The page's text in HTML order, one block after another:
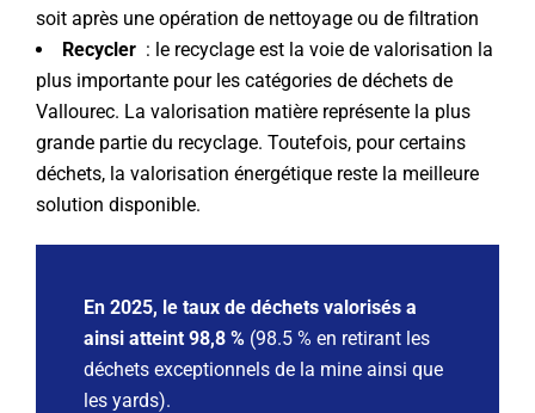
soit après une opération de nettoyage ou de filtration
Recycler : le recyclage est la voie de valorisation la
plus importante pour les catégories de déchets de
Vallourec. La valorisation matière représente la plus
grande partie du recyclage. Toutefois, pour certains
déchets, la valorisation énergétique reste la meilleure
solution disponible.
En 2025, le taux de déchets valorisés a
ainsi atteint 98,8 % (98.5 % en retirant les
déchets exceptionnels de la mine ainsi que
les yards).